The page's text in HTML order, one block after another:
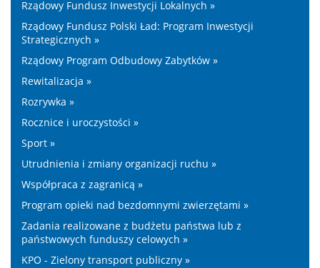
Rządowy Fundusz Inwestycji Lokalnych »
Rządowy Fundusz Polski Ład: Program Inwestycji
Strategicznych »
Rządowy Program Odbudowy Zabytków »
Rewitalizacja »
Rozrywka »
Rocznice i uroczystości »
Sport »
Utrudnienia i zmiany organizacji ruchu »
Współpraca z zagranicą »
Program opieki nad bezdomnymi zwierzętami »
Zadania realizowane z budżetu państwa lub z
państwowych funduszy celowych »
KPO - Zielony transport publiczny »